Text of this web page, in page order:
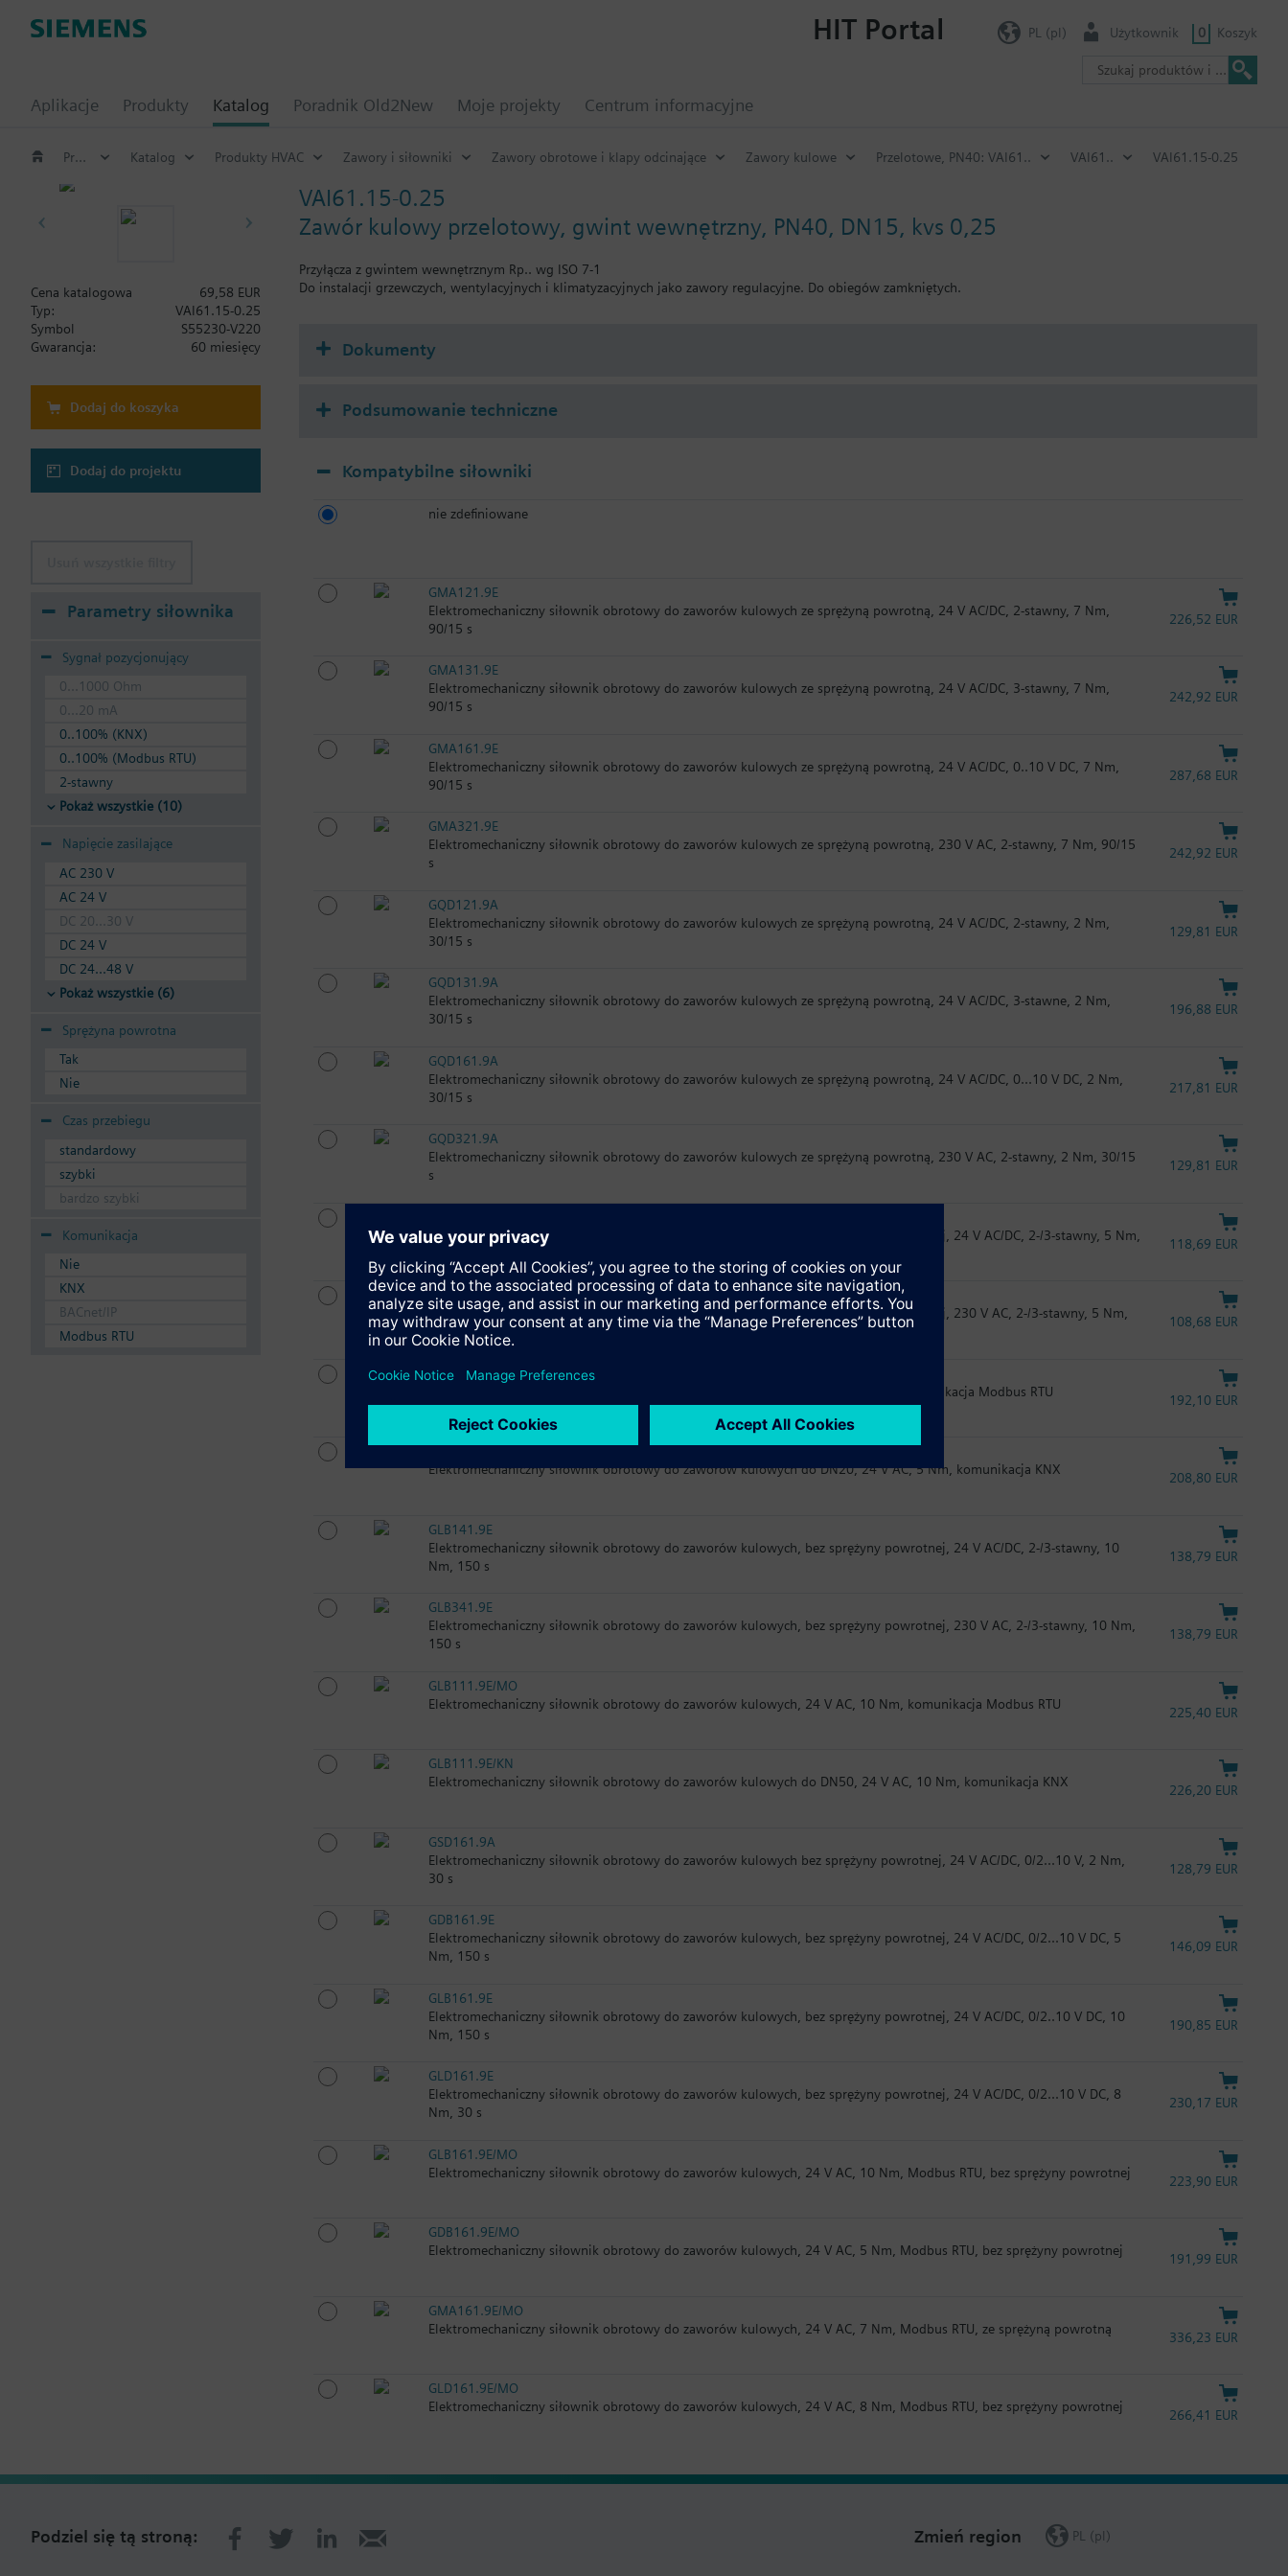
Aplikacje Produkty Katalog Poradnik Old2New Moje projekty Centrum informacyjne
HIT Portal PL (pl) Użytkownik 0 Koszyk
Produkty HVAC Katalog Produkty HVAC Zawory i siłowniki Zawory obrotowe i klapy odcinające Zawory kulowe Przelotowe, PN40: VAI61.. VAI61.. VAI61.15-0.25
VAI61.15-0.25
Zawór kulowy przelotowy, gwint wewnętrzny, PN40, DN15, kvs 0,25
Przyłącza z gwintem wewnętrznym Rp.. wg ISO 7-1
Do instalacji grzewczych, wentylacyjnych i klimatyzacyjnych jako zawory regulacyjne. Do obiegów zamkniętych.
Cena katalogowa
69,58 EUR
Typ:
VAI61.15-0.25
Symbol
S55230-V220
Gwarancja:
60 miesięcy
Dodaj do koszyka
Dodaj do projektu
Parametry siłownika
Sygnał pozycjonujący
0...1000 Ohm
0...20 mA
0..100% (KNX)
0..100% (Modbus RTU)
2-stawny
Pokaż wszystkie (10)
Napięcie zasilające
AC 230 V
AC 24 V
DC 20...30 V
DC 24 V
DC 24...48 V
Pokaż wszystkie (6)
Sprężyna powrotna
Tak
Nie
Czas przebiegu
standardowy
szybki
bardzo szybki
Komunikacja
Nie
KNX
BACnet/IP
Modbus RTU
Dokumenty
Podsumowanie techniczne
Kompatybilne siłowniki
nie zdefiniowane
GMA121.9E
Elektromechaniczny siłownik obrotowy do zaworów kulowych ze sprężyną powrotną, 24 V AC/DC, 2-stawny, 7 Nm,
90/15 s
226,52 EUR
GMA131.9E
Elektromechaniczny siłownik obrotowy do zaworów kulowych ze sprężyną powrotną, 24 V AC/DC, 3-stawny, 7 Nm,
90/15 s
242,92 EUR
GMA161.9E
Elektromechaniczny siłownik obrotowy do zaworów kulowych ze sprężyną powrotną, 24 V AC/DC, 0..10 V DC, 7 Nm,
90/15 s
287,68 EUR
GMA321.9E
Elektromechaniczny siłownik obrotowy do zaworów kulowych ze sprężyną powrotną, 230 V AC, 2-stawny, 7 Nm, 90/15
s
242,92 EUR
GQD121.9A
Elektromechaniczny siłownik obrotowy do zaworów kulowych ze sprężyną powrotną, 24 V AC/DC, 2-stawny, 2 Nm,
30/15 s
129,81 EUR
GQD131.9A
Elektromechaniczny siłownik obrotowy do zaworów kulowych ze sprężyną powrotną, 24 V AC/DC, 3-stawne, 2 Nm,
30/15 s
196,88 EUR
GQD161.9A
Elektromechaniczny siłownik obrotowy do zaworów kulowych ze sprężyną powrotną, 24 V AC/DC, 0...10 V DC, 2 Nm,
30/15 s
217,81 EUR
GQD321.9A
Elektromechaniczny siłownik obrotowy do zaworów kulowych ze sprężyną powrotną, 230 V AC, 2-stawny, 2 Nm, 30/15
s
129,81 EUR
Elektromechaniczny siłownik obrotowy do zaworów kulowych, bez sprężyny powrotnej, 24 V AC/DC, 2-/3-stawny, 5 Nm,
118,69 EUR
GDB341.9E
Elektromechaniczny siłownik obrotowy do zaworów kulowych, bez sprężyny powrotnej, 230 V AC, 2-/3-stawny, 5 Nm,
150 s
108,68 EUR
GDB111.9E/MO
Elektromechaniczny siłownik obrotowy do zaworów kulowych, 24 V AC, 5 Nm, komunikacja Modbus RTU
192,10 EUR
Elektromechaniczny siłownik obrotowy do zaworów kulowych do DN20, 24 V AC, 5 Nm, komunikacja KNX
208,80 EUR
GLB141.9E
Elektromechaniczny siłownik obrotowy do zaworów kulowych, bez sprężyny powrotnej, 24 V AC/DC, 2-/3-stawny, 10
Nm, 150 s
138,79 EUR
GLB341.9E
Elektromechaniczny siłownik obrotowy do zaworów kulowych, bez sprężyny powrotnej, 230 V AC, 2-/3-stawny, 10 Nm,
150 s
138,79 EUR
GLB111.9E/MO
Elektromechaniczny siłownik obrotowy do zaworów kulowych, 24 V AC, 10 Nm, komunikacja Modbus RTU
225,40 EUR
GLB111.9E/KN
Elektromechaniczny siłownik obrotowy do zaworów kulowych do DN50, 24 V AC, 10 Nm, komunikacja KNX
226,20 EUR
GSD161.9A
Elektromechaniczny siłownik obrotowy do zaworów kulowych bez sprężyny powrotnej, 24 V AC/DC, 0/2...10 V, 2 Nm,
30 s
128,79 EUR
GDB161.9E
Elektromechaniczny siłownik obrotowy do zaworów kulowych, bez sprężyny powrotnej, 24 V AC/DC, 0/2...10 V DC, 5
Nm, 150 s
146,09 EUR
GLB161.9E
Elektromechaniczny siłownik obrotowy do zaworów kulowych, bez sprężyny powrotnej, 24 V AC/DC, 0/2..10 V DC, 10
Nm, 150 s
190,85 EUR
GLD161.9E
Elektromechaniczny siłownik obrotowy do zaworów kulowych, bez sprężyny powrotnej, 24 V AC/DC, 0/2...10 V DC, 8
Nm, 30 s
230,17 EUR
GLB161.9E/MO
Elektromechaniczny siłownik obrotowy do zaworów kulowych, 24 V AC, 10 Nm, Modbus RTU, bez sprężyny powrotnej
223,90 EUR
GDB161.9E/MO
Elektromechaniczny siłownik obrotowy do zaworów kulowych, 24 V AC, 5 Nm, Modbus RTU, bez sprężyny powrotnej
191,99 EUR
GMA161.9E/MO
Elektromechaniczny siłownik obrotowy do zaworów kulowych, 24 V AC, 7 Nm, Modbus RTU, ze sprężyną powrotną
336,23 EUR
GLD161.9E/MO
Elektromechaniczny siłownik obrotowy do zaworów kulowych, 24 V AC, 8 Nm, Modbus RTU, bez sprężyny powrotnej
266,41 EUR
Podziel się tą stroną: Zmień region PL (pl)